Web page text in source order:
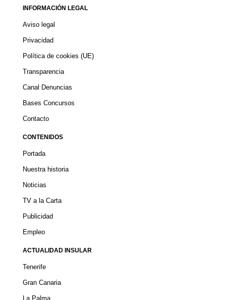
INFORMACIÓN LEGAL
Aviso legal
Privacidad
Política de cookies (UE)
Transparencia
Canal Denuncias
Bases Concursos
Contacto
CONTENIDOS
Portada
Nuestra historia
Noticias
TV a la Carta
Publicidad
Empleo
ACTUALIDAD INSULAR
Tenerife
Gran Canaria
La Palma